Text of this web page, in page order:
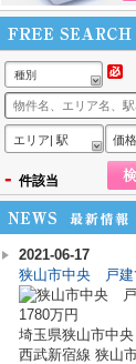
種別
エリア| 駅 価格
- 件該当
2021-06-17
狭山市中央 戸建
1780万円
埼玉県狭山市中
西武新宿線 狭山